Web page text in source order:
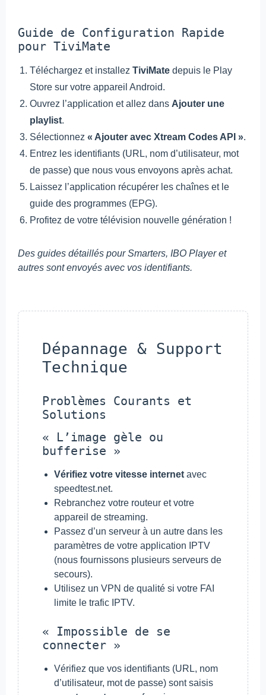
Guide de Configuration Rapide
pour TiviMate
Téléchargez et installez TiviMate depuis le Play
Store sur votre appareil Android.
Ouvrez l’application et allez dans Ajouter une
playlist.
Sélectionnez « Ajouter avec Xtream Codes API ».
Entrez les identifiants (URL, nom d’utilisateur, mot
de passe) que nous vous envoyons après achat.
Laissez l’application récupérer les chaînes et le
guide des programmes (EPG).
Profitez de votre télévision nouvelle génération !
Des guides détaillés pour Smarters, IBO Player et
autres sont envoyés avec vos identifiants.
Dépannage & Support
Technique
Problèmes Courants et
Solutions
« L’image gèle ou
bufferise »
Vérifiez votre vitesse internet avec
speedtest.net.
Rebranchez votre routeur et votre
appareil de streaming.
Passez d’un serveur à un autre dans les
paramètres de votre application IPTV
(nous fournissons plusieurs serveurs de
secours).
Utilisez un VPN de qualité si votre FAI
limite le trafic IPTV.
« Impossible de se
connecter »
Vérifiez que vos identifiants (URL, nom
d’utilisateur, mot de passe) sont saisis